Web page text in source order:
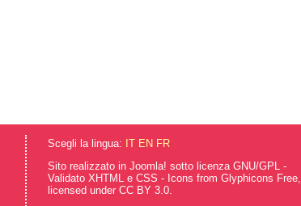
Scegli la lingua: IT EN FR
Sito realizzato in Joomla! sotto licenza GNU/GPL -
Validato XHTML e CSS - Icons from Glyphicons Free,
licensed under CC BY 3.0.